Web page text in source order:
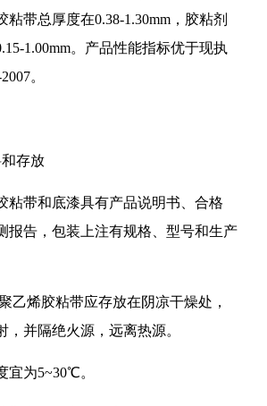
粘带总厚度在0.38-1.30mm，胶粘剂
1.00mm。产品性能指标优于现执
。
存放
带和底漆具有产品说明书、合格
报告，包装上注有规格、型号和生产
烯胶粘带应存放在阴凉干燥处，
，并隔绝火源，远离热源。
为5~30℃。